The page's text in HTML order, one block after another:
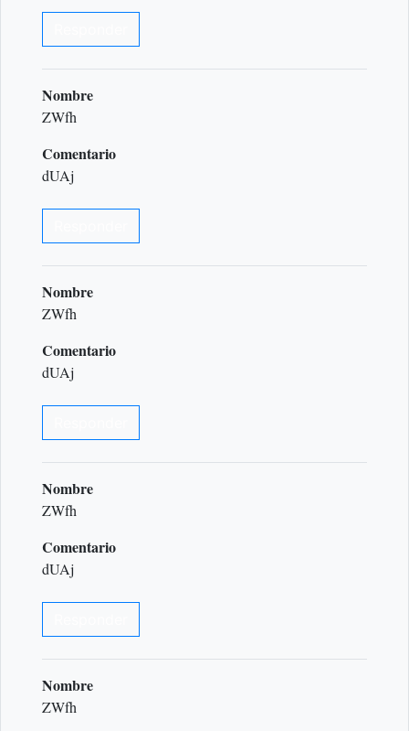
Nombre
ZWfh
Comentario
dUAj
Nombre
ZWfh
Comentario
dUAj
Nombre
ZWfh
Comentario
dUAj
Nombre
ZWfh